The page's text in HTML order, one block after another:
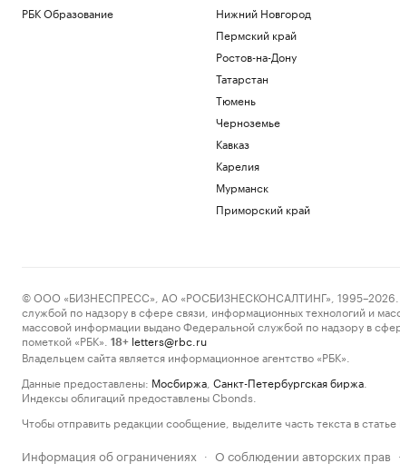
РБК Образование
Нижний Новгород
Пермский край
Ростов-на-Дону
Татарстан
Тюмень
Черноземье
Кавказ
Карелия
Мурманск
Приморский край
© ООО «БИЗНЕСПРЕСС», АО «РОСБИЗНЕСКОНСАЛТИНГ», 1995–2026.
службой по надзору в сфере связи, информационных технологий и
массовой информации выдано Федеральной службой по надзору в
пометкой «РБК».
18+ letters@rbc.ru
Владельцем сайта является информационное агентство «РБК».
Данные предоставлены: Мосбиржа Санкт-Петербургская биржа
Индексы облигаций предоставлены Cbonds.
Чтобы отправить редакции сообщение, выделите часть текста в
Информация об ограничениях · О соблюдении авторских прав ·